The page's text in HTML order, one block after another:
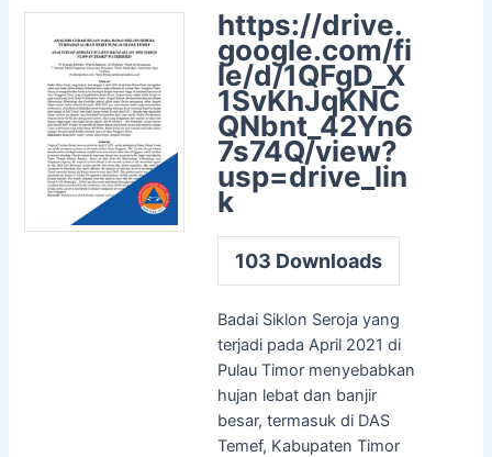
https://drive.
google.com/fi
le/d/1QFgD_X
1SvKhJqKNC
QNbnt_42Yn6
7s74Q/view?
usp=drive_lin
k
103 Downloads
Badai Siklon Seroja yang
terjadi pada April 2021 di
Pulau Timor menyebabkan
hujan lebat dan banjir
besar, termasuk di DAS
Temef, Kabupaten Timor